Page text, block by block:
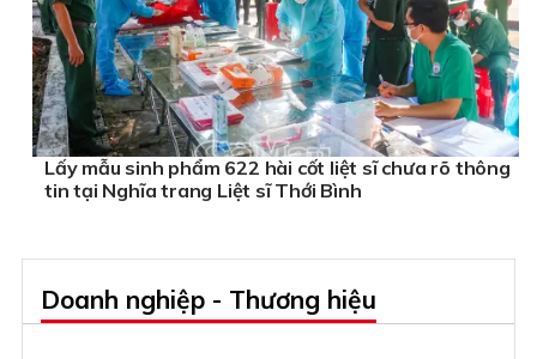
Lấy mẫu sinh phẩm 622 hài cốt liệt sĩ chưa rõ thông
tin tại Nghĩa trang Liệt sĩ Thới Bình
Doanh nghiệp - Thương hiệu